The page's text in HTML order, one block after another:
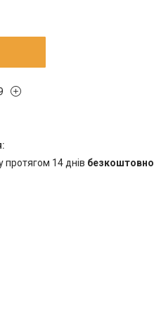
протягом 14 днів безкоштовно